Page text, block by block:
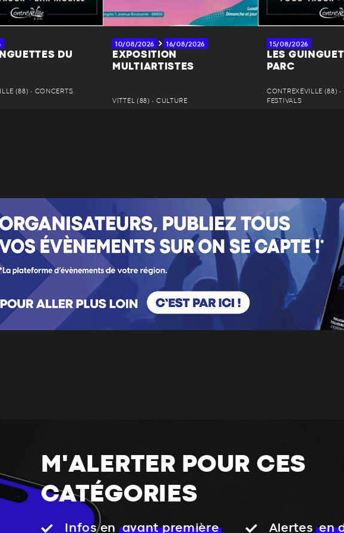
DU
(88) • CONCERTS,
10/08/2026 16/08/2026
EXPOSITION
MULTIARTISTES
VITTEL (88) • CULTURE
15/08/2026
LES
PARC
CONTREXÉVILLE (88) •
FESTIVALS
M'ALERTER POUR CES
CATÉGORIES
Infos en avant première Alertes en